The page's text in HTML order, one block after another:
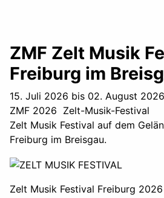
ZMF Zelt Musik
Freiburg im
15. Juli 2026 bis 02. August 2026
ZMF 2026 Zelt-Musik-Festival
Zelt Musik Festival auf dem
Freiburg im Breisgau.
Zelt Musik Festival Freiburg 2026